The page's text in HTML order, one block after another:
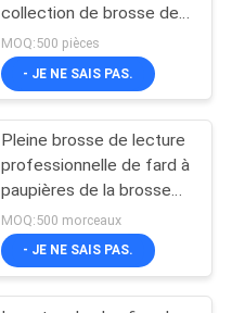
collection de brosse de
maquillage avec la
ceinture de brosse
MOQ:500 pièces
- JE NE SAIS PAS.
Pleine brosse de lecture
professionnelle de fard à
paupières de la brosse
de lecture de maquillage
de visage de maquilleur
24CPs
MOQ:500 morceaux
- JE NE SAIS PAS.